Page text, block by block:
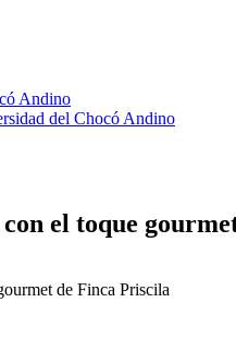
Andino
del Chocó Andino
el toque